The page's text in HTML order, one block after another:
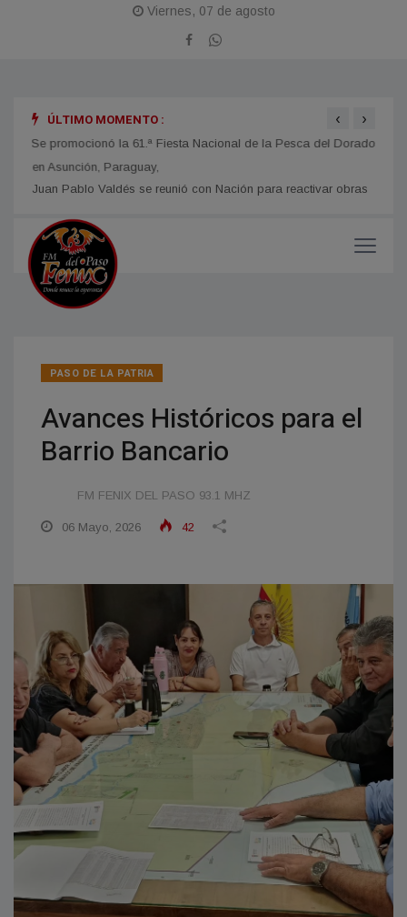
Viernes, 07 de agosto
ÚLTIMO MOMENTO :
Se promocionó la 61.ª Fiesta Nacional de la Pesca del Dorado
en Asunción, Paraguay,
‹ ›
PASO DE LA PATRIA
Avances Históricos para el
Barrio Bancario
FM FENIX DEL PASO 93.1 MHZ
06 Mayo, 2026 42